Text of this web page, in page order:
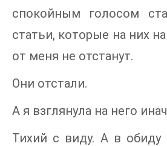
спокойным голосом
статьи, которые на них
от меня не отстанут.
Они отстали.
А я взглянула на него
Тихий с виду. А в